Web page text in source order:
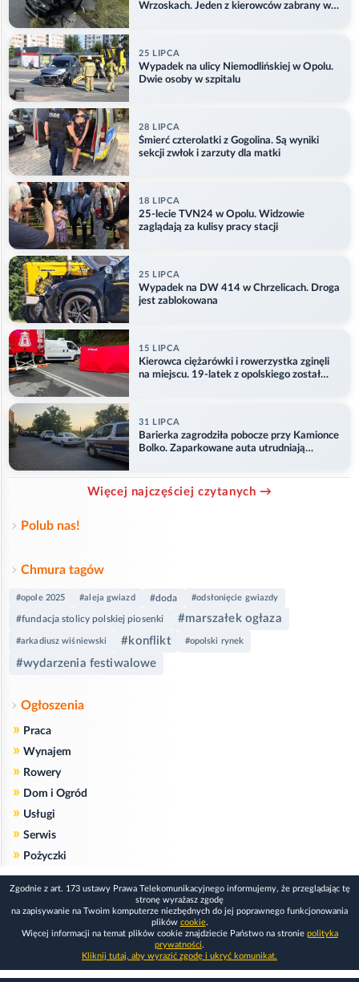
Wrzoskach. Jeden z kierowców zabrany w
25 LIPCA
Wypadek na ulicy Niemodlińskiej w Opolu.
Dwie osoby w szpitalu
28 LIPCA
Śmierć czterolatki z Gogolina. Są wyniki
sekcji zwłok i zarzuty dla matki
18 LIPCA
25-lecie TVN24 w Opolu. Widzowie
zaglądają za kulisy pracy stacji
25 LIPCA
Wypadek na DW 414 w Chrzelicach. Droga
jest zablokowana
15 LIPCA
Kierowca ciężarówki i rowerzystka zginęli
na miejscu. 19-latek z opolskiego został
31 LIPCA
Barierka zagrodziła pobocze przy Kamionce
Bolko. Zaparkowane auta utrudniają
Więcej najczęściej czytanych →
Polub nas!
Chmura tagów
#opole 2025 #aleja gwiazd #doda #odsłonięcie gwiazdy
#fundacja stolicy polskiej piosenki #marszałek ogłaza
#arkadiusz wiśniewski #konflikt #opolski rynek
#wydarzenia festiwalowe
Ogłoszenia
» Praca
» Wynajem
» Rowery
» Dom i Ogród
» Usługi
» Serwis
» Pożyczki
Zgodnie z art. 173 ustawy Prawa Telekomunikacyjnego informujemy, że przeglądając tę
stronę wyrażasz zgodę
na zapisywanie na Twoim komputerze niezbędnych do jej poprawnego funkcjonowania
plików cookie.
Więcej informacji na temat plików cookie znajdziecie Państwo na stronie polityka
prywatności.
Kliknij tutaj, aby wyrazić zgodę i ukryć komunikat.